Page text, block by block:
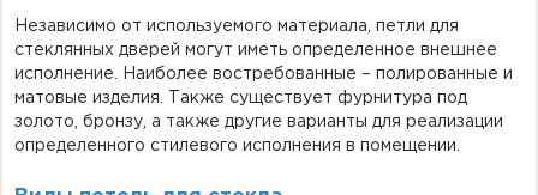
Независимо от используемого материала, петли для
стеклянных дверей могут иметь определенное внешнее
исполнение. Наиболее востребованные – полированные и
матовые изделия. Также существует фурнитура под
золото, бронзу, а также другие варианты для реализации
определенного стилевого исполнения в помещении.